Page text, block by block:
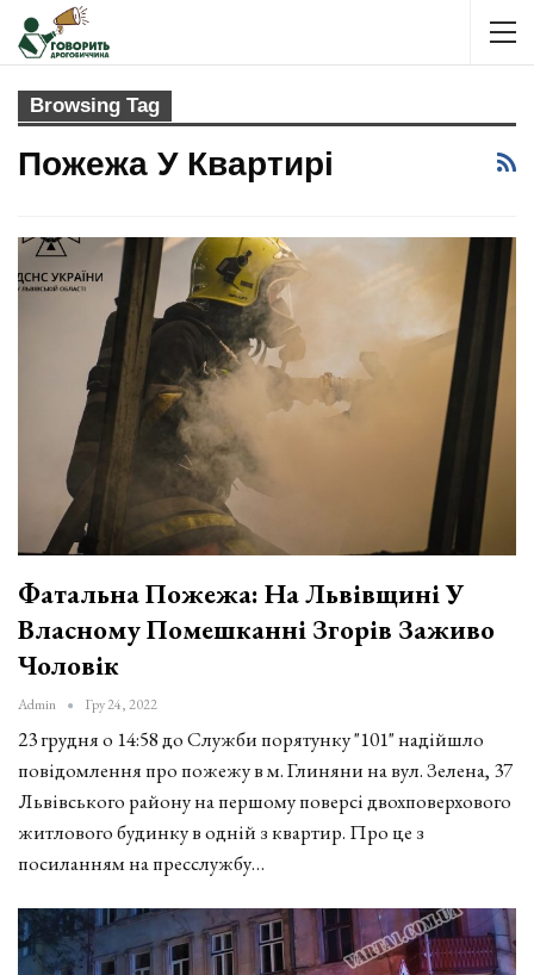
Browsing Tag
Пожежа У Квартирі
Фатальна Пожежа: На Львівщині У
Власному Помешканні Згорів Заживо
Чоловік
Admin Гру 24, 2022
23 грудня о 14:58 до Служби порятунку "101" надійшло
повідомлення про пожежу в м. Глиняни на вул. Зелена, 37
Львівського району на першому поверсі двохповерхового
житлового будинку в одній з квартир. Про це з
посиланням на пресслужбу…